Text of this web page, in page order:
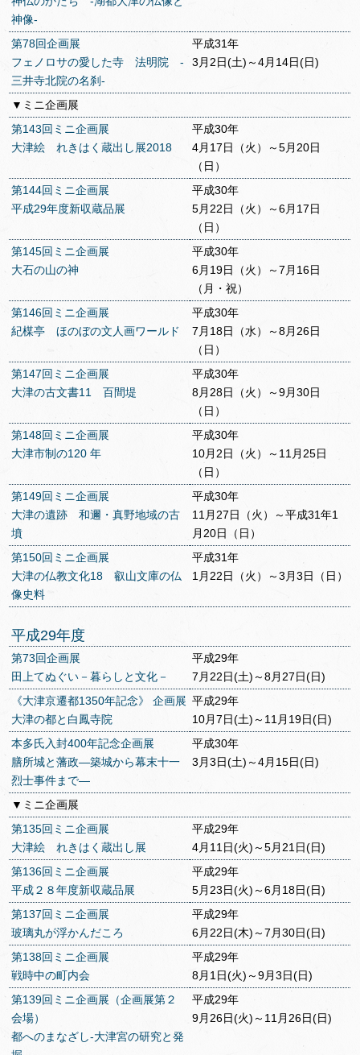
神像‐
第78回企画展
フェノロサの愛した寺 法明院 -
三井寺北院の名刹-
平成31年
3月2日(土)～4月14日(日)
▼ミニ企画展
第143回ミニ企画展
大津絵 れきはく蔵出し展2018
平成30年
4月17日（火）～5月20日
（日）
第144回ミニ企画展
平成29年度新収蔵品展
平成30年
5月22日（火）～6月17日
（日）
第145回ミニ企画展
大石の山の神
平成30年
6月19日（火）～7月16日
（月・祝）
第146回ミニ企画展
紀楳亭 ほのぼの文人画ワールド
平成30年
7月18日（水）～8月26日
（日）
第147回ミニ企画展
大津の古文書11 百間堤
平成30年
8月28日（火）～9月30日
（日）
第148回ミニ企画展
大津市制の120 年
平成30年
10月2日（火）～11月25日
（日）
第149回ミニ企画展
大津の遺跡 和邇・真野地域の古
墳
平成30年
11月27日（火）～平成31年1
月20日（日）
第150回ミニ企画展
大津の仏教文化18 叡山文庫の仏
像史料
平成31年
1月22日（火）～3月3日（日）
平成29年度
第73回企画展
田上てぬぐい－暮らしと文化－
平成29年
7月22日(土)～8月27日(日)
《大津京遷都1350年記念》 企画展
大津の都と白鳳寺院
平成29年
10月7日(土)～11月19日(日)
本多氏入封400年記念企画展
膳所城と藩政―築城から幕末十一
烈士事件まで―
平成30年
3月3日(土)～4月15日(日)
▼ミニ企画展
第135回ミニ企画展
大津絵 れきはく蔵出し展
平成29年
4月11日(火)～5月21日(日)
第136回ミニ企画展
平成２８年度新収蔵品展
平成29年
5月23日(火)～6月18日(日)
第137回ミニ企画展
玻璃丸が浮かんだころ
平成29年
6月22日(木)～7月30日(日)
第138回ミニ企画展
戦時中の町内会
平成29年
8月1日(火)～9月3日(日)
第139回ミニ企画展（企画展第２
会場）
都へのまなざし‐大津宮の研究と発
平成29年
9月26日(火)～11月26日(日)